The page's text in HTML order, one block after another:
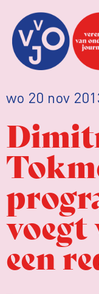
wo 20 nov
voegt
een